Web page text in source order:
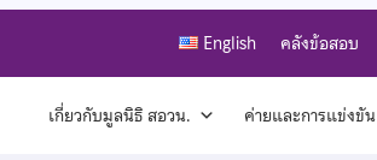
English คลังข้อสอบ
เกี่ยวกับมูลนิธิ สอวน. ค่ายและการแข่งขัน